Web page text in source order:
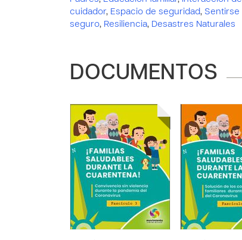
cuidador, Espacio de seguridad, Sentirse
seguro, Resiliencia, Desastres Naturales
DOCUMENTOS